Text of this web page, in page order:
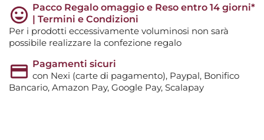
Pacco Regalo omaggio e Reso entro 14 giorni*
| Termini e Condizioni
Per i prodotti eccessivamente voluminosi non sarà
possibile realizzare la confezione regalo
Pagamenti sicuri
con Nexi (carte di pagamento), Paypal, Bonifico
Bancario, Amazon Pay, Google Pay, Scalapay